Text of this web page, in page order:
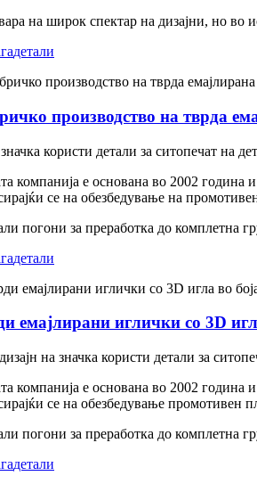
на широк спектар на дизајни, но во
детали
производство на тврда
користи детали за ситопечат на
компанија е основана во 2002 година
се на обезбедување на
погони за преработка до комплетна
детали
емајлирани иглички со 3D
на значка користи детали за
компанија е основана во 2002 година
се на обезбедување промотивен
погони за преработка до комплетна
детали